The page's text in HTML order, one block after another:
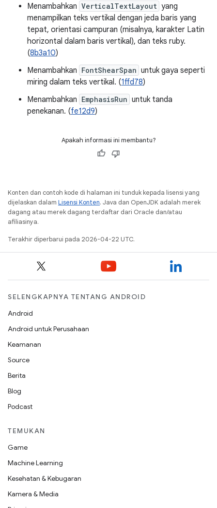
Menambahkan VerticalTextLayout yang
menampilkan teks vertikal dengan jeda baris yang
tepat, orientasi campuran (misalnya, karakter Latin
horizontal dalam baris vertikal), dan teks ruby.
(8b3a10)
Menambahkan FontShearSpan untuk gaya seperti
miring dalam teks vertikal. (1ffd78)
Menambahkan EmphasisRun untuk tanda
penekanan. (fe12d9)
Apakah informasi ini membantu?
Konten dan contoh kode di halaman ini tunduk kepada lisensi yang
dijelaskan dalam Lisensi Konten. Java dan OpenJDK adalah merek
dagang atau merek dagang terdaftar dari Oracle dan/atau
afiliasinya.
Terakhir diperbarui pada 2026-04-22 UTC.
SELENGKAPNYA TENTANG ANDROID
Android
Android untuk Perusahaan
Keamanan
Source
Berita
Blog
Podcast
TEMUKAN
Game
Machine Learning
Kesehatan & Kebugaran
Kamera & Media